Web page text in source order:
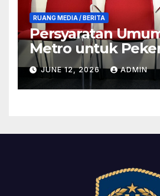
RUANG MEDIA / BERITA
Persyaratan
Metro untuk
JUNE 12, 2026 ADMIN